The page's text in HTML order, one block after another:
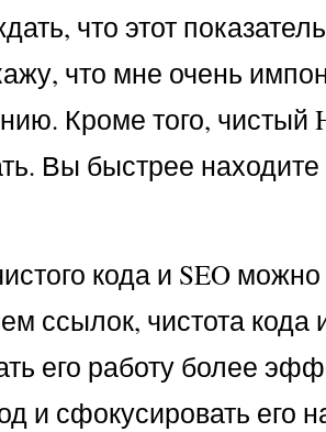
что этот
что мне очень
Кроме того, чистый
Вы быстрее
кода и SEO
ссылок, чистота
его работу более
и сфокусировать